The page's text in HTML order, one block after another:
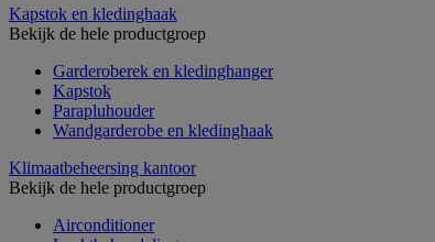
Kapstok en kledinghaak
Bekijk de hele productgroep
Garderoberek en kledinghanger
Kapstok
Parapluhouder
Wandgarderobe en kledinghaak
Klimaatbeheersing kantoor
Bekijk de hele productgroep
Airconditioner